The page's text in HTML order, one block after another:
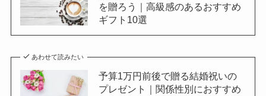
を贈ろう｜高級感のあるおすすめ
ギフト10選
あわせて読みたい
予算1万円前後で贈る結婚祝いの
プレゼント｜関係性別におすすめ